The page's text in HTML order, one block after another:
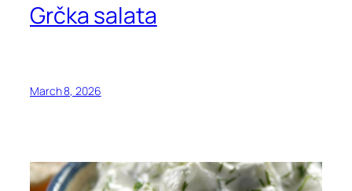
Grčka salata
March 8, 2026